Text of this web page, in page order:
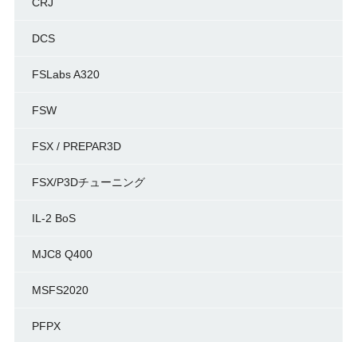
DCS
FSLabs A320
FSW
FSX / PREPAR3D
FSX/P3Dチューニング
IL-2 BoS
MJC8 Q400
MSFS2020
PFPX